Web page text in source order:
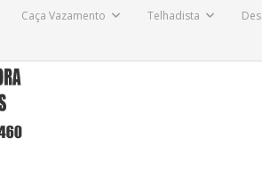
Caça Vazamento Telhadista